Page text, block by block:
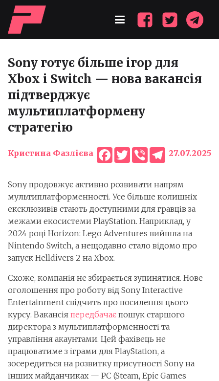
Sony готує більше ігор для
Xbox і Switch — нова вакансія
підтверджує
мультиплатформену
стратегію
Кристина Фазлієва Facebook
TwitterViber Telegram
27.07.2025
Sony продовжує активно розвивати напрям
мультиплатформенності. Усе більше колишніх
ексклюзивів стають доступними для гравців за
межами екосистеми PlayStation. Наприклад, у
2024 році Horizon: Lego Adventures вийшла на
Nintendo Switch, а нещодавно стало відомо про
запуск Helldivers 2 на Xbox.
Схоже, компанія не збирається зупинятися. Нове
оголошення про роботу від Sony Interactive
Entertainment свідчить про посилення цього
курсу. Вакансія передбачає пошук старшого
директора з мультиплатформенності та
управління акаунтами. Цей фахівець не
працюватиме з іграми для PlayStation, а
зосередиться на розвитку присутності Sony на
інших майданчиках — PC (Steam, Epic Games